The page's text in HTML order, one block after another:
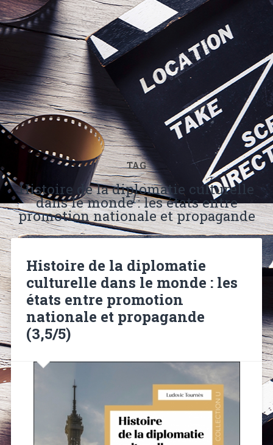
TAG
Histoire de la diplomatie culturelle
dans le monde : les états entre
promotion nationale et propagande
Histoire de la diplomatie
culturelle dans le monde : les
états entre promotion
nationale et propagande
(3,5/5)